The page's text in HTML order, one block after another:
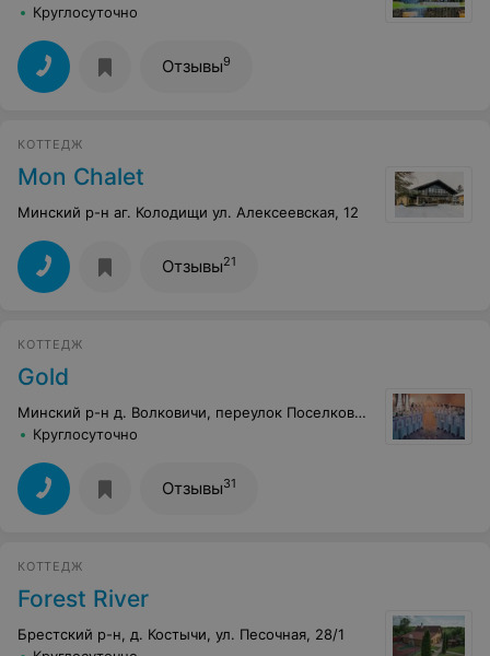
Круглосуточно
Отзывы9
КОТТЕДЖ
Mon Chalet
Минский р-н аг. Колодищи ул. Алексеевская, 12
Отзывы21
КОТТЕДЖ
Gold
Минский р-н д. Волковичи, переулок Поселковый, 15б
Круглосуточно
Отзывы31
КОТТЕДЖ
Forest River
Брестский р-н, д. Костычи, ул. Песочная, 28/1